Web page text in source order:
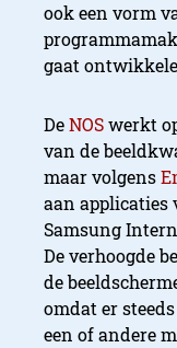
ook een vorm
gaat
DeNOSwerkt
van de
maar volgens
aan applicaties
Samsung
De verhoogde
de
omdat er
een of andere